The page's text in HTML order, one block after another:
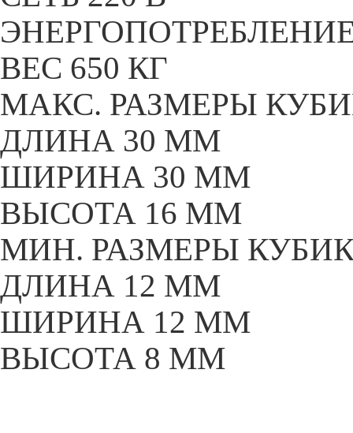
ЭНЕРГОПОТРЕБЛЕНИЕ
ВЕС 650 КГ
МАКС. РАЗМЕРЫ
ДЛИНА 30 MM
ШИРИНА 30 MM
ВЫСОТА 16 MM
МИН. РАЗМЕРЫ
ДЛИНА 12 MM
ШИРИНА 12 MM
ВЫСОТА 8 MM